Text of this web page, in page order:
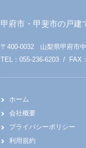
甲府市・甲斐市の戸建
〒400-0032 山梨県甲府市
TEL：055-236-6203 / FAX
ホーム
会社概要
プライバシーポリシー
利用規約